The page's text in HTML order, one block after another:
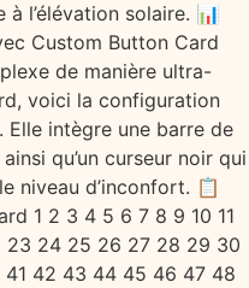
l’élévation solaire. 📊
Custom Button Card
de manière ultra-
voici la configuration
Elle intègre une barre de
qu’un curseur noir qui
niveau d’inconfort. 📋
1 2 3 4 5 6 7 8 9 10 11
23 24 25 26 27 28 29 30
42 43 44 45 46 47 48